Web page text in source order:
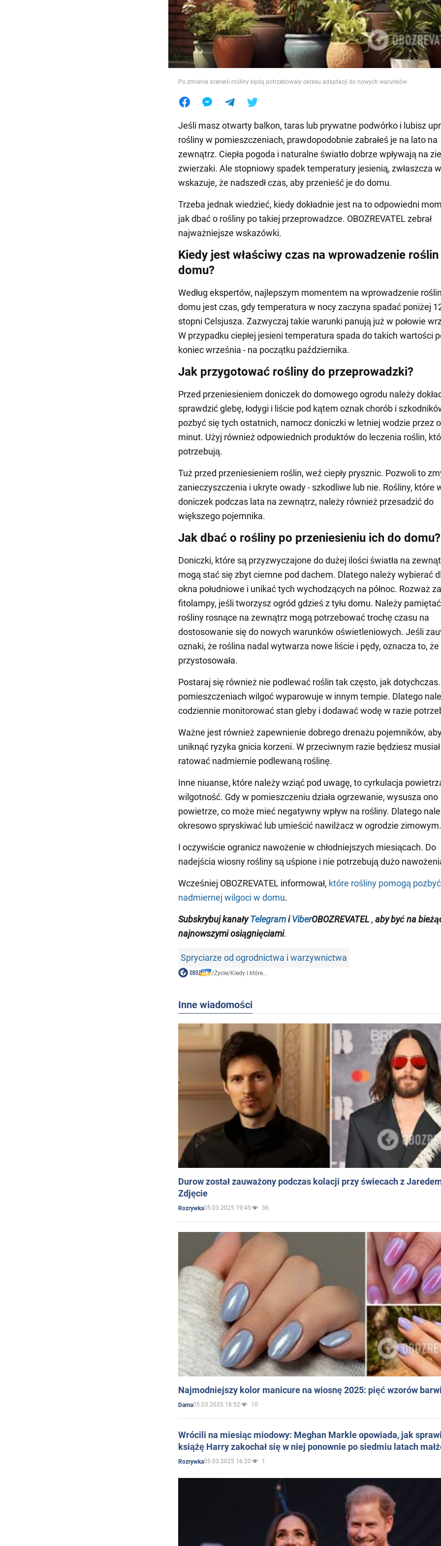
Jedzenie
Po zmianie scenerii rośliny będą potrzebowały okresu adaptacji do nowych warunków
Jeśli masz otwarty balkon, taras lub prywatne podwórko i lubisz
rośliny w pomieszczeniach, prawdopodobnie zabrałeś je na lato na
zewnątrz. Ciepła pogoda i naturalne światło dobrze wpływają na
zwierzaki. Ale stopniowy spadek temperatury jesienią, zwłaszcza
wskazuje, że nadszedł czas, aby przenieść je do domu.
Trzeba jednak wiedzieć, kiedy dokładnie jest na to odpowiedni
jak dbać o rośliny po takiej przeprowadzce. OBOZREVATEL zebrał
najważniejsze wskazówki.
Kiedy jest właściwy czas na wprowadzenie
domu?
Według ekspertów, najlepszym momentem na wprowadzenie
domu jest czas, gdy temperatura w nocy zaczyna spadać poniżej
stopni Celsjusza. Zazwyczaj takie warunki panują już w połowie
W przypadku ciepłej jesieni temperatura spada do takich wartości
koniec września - na początku października.
Jak przygotować rośliny do przeprowadzki?
Przed przeniesieniem doniczek do domowego ogrodu należy
sprawdzić glebę, łodygi i liście pod kątem oznak chorób i
pozbyć się tych ostatnich, namocz doniczki w letniej wodzie przez
minut. Użyj również odpowiednich produktów do leczenia roślin,
potrzebują.
Tuż przed przeniesieniem roślin, weź ciepły prysznic. Pozwoli to
zanieczyszczenia i ukryte owady - szkodliwe lub nie. Rośliny, które
doniczek podczas lata na zewnątrz, należy również przesadzić do
większego pojemnika.
Jak dbać o rośliny po przeniesieniu ich do domu?
Doniczki, które są przyzwyczajone do dużej ilości światła na
mogą stać się zbyt ciemne pod dachem. Dlatego należy wybierać
okna południowe i unikać tych wychodzących na północ. Rozważ
fitolampy, jeśli tworzysz ogród gdzieś z tyłu domu. Należy
rośliny rosnące na zewnątrz mogą potrzebować trochę czasu na
dostosowanie się do nowych warunków oświetleniowych. Jeśli
oznaki, że roślina nadal wytwarza nowe liście i pędy, oznacza to, że
przystosowała.
Postaraj się również nie podlewać roślin tak często, jak
pomieszczeniach wilgoć wyparowuje w innym tempie. Dlatego
codziennie monitorować stan gleby i dodawać wodę w razie
Ważne jest również zapewnienie dobrego drenażu pojemników,
uniknąć ryzyka gnicia korzeni. W przeciwnym razie będziesz musiał
ratować nadmiernie podlewaną roślinę.
Inne niuanse, które należy wziąć pod uwagę, to cyrkulacja
wilgotność. Gdy w pomieszczeniu działa ogrzewanie, wysusza ono
powietrze, co może mieć negatywny wpływ na rośliny. Dlatego
okresowo spryskiwać lub umieścić nawilżacz w ogrodzie zimowym.
I oczywiście ogranicz nawożenie w chłodniejszych miesiącach. Do
nadejścia wiosny rośliny są uśpione i nie potrzebują dużo
Wcześniej OBOZREVATEL informował, które rośliny pomogą
nadmiernej wilgoci w domu.
Subskrybuj kanałyTelegramiViberOBOZREVATEL , aby być na
najnowszymi osiągnięciami.
Spryciarze od ogrodnictwa i warzywnictwa
/Życie/Kiedy i które...
Inne wiadomości
Durow został zauważony podczas kolacji przy świecach z
Zdjęcie
Rozrywka05.03.2025 19:45 36
Najmodniejszy kolor manicure na wiosnę 2025: pięć wzorów
Dama05.03.2025 18:52 10
Wrócili na miesiąc miodowy: Meghan Markle opowiada, jak
książę Harry zakochał się w niej ponownie po siedmiu latach
Rozrywka05.03.2025 16:20 1